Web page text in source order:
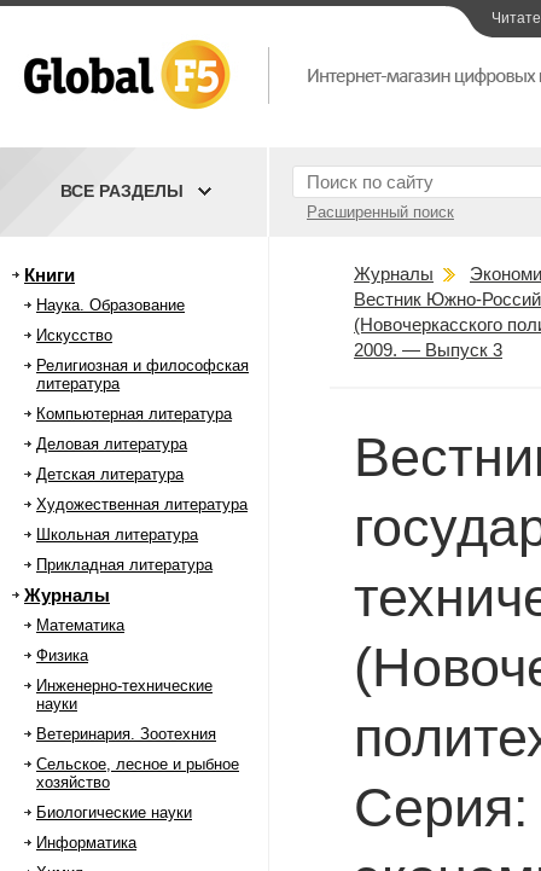
Расширенный поиск
ВСЕ РАЗДЕЛЫ
Книги
Наука. Образование
Искусство
Религиозная и философская
литература
Компьютерная литература
Деловая литература
Детская литература
Художественная литература
Школьная литература
Прикладная литература
Журналы
Математика
Физика
Инженерно-технические
науки
Ветеринария. Зоотехния
Сельское, лесное и рыбное
хозяйство
Биологические науки
Информатика
Журналы
Вестник Южно-
(Новочеркасского
2009. — Выпуск 3